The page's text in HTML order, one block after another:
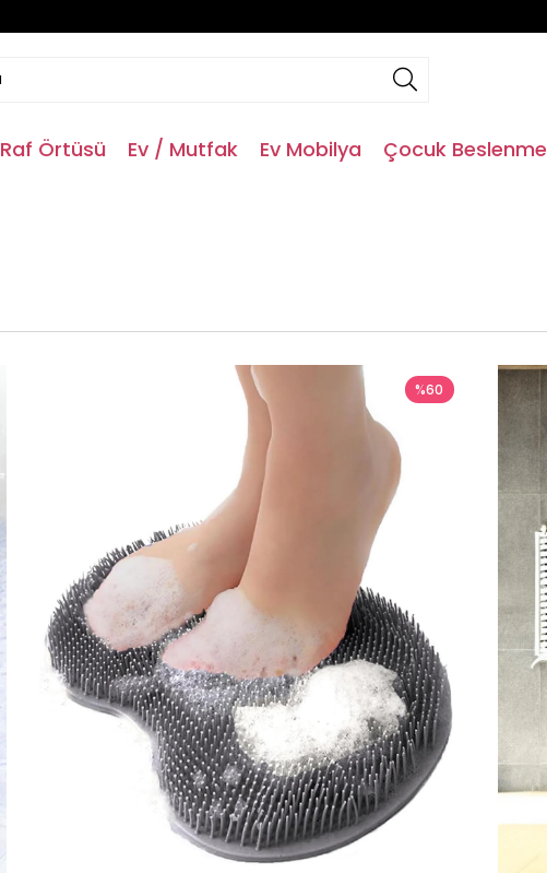
Raf Örtüsü Ev / Mutfak Ev Mobilya Çocuk Beslenme
%60